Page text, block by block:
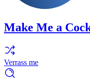
Make Me a
Verrass me